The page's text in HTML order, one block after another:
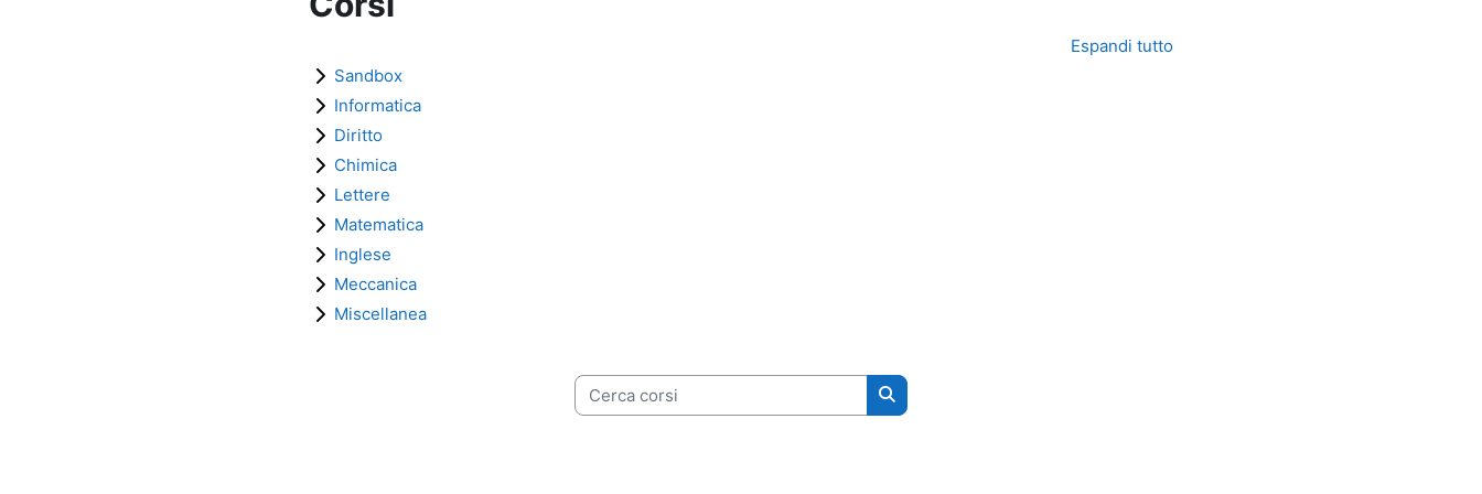
Espandi tutto
Sandbox
Informatica
Diritto
Chimica
Lettere
Matematica
Inglese
Meccanica
Miscellanea
Cerca corsi
Cerca corsi